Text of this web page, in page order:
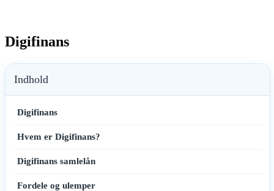
Digifinans
Indhold
Digifinans
Hvem er Digifinans?
Digifinans samlelån
Fordele og ulemper